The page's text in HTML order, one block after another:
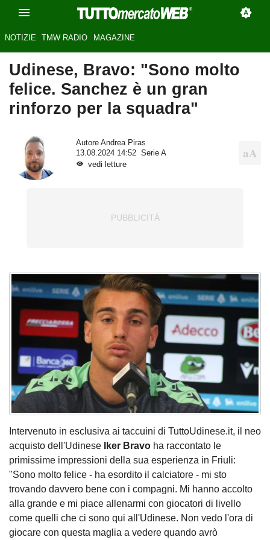
NOTIZIE TMW RADIO MAGAZINE
Udinese, Bravo: "Sono molto
felice. Sanchez è un gran
rinforzo per la squadra"
Autore Andrea Piras
13.08.2024 14:52
Serie A
vedi letture
Intervenuto in esclusiva ai taccuini di TuttoUdinese.it, il neo
acquisto dell'Udinese
Iker Bravo ha raccontato le
primissime impressioni della sua esperienza in Friuli:
"Sono molto felice - ha esordito il calciatore - mi sto
trovando davvero bene con i compagni. Mi hanno accolto
alla grande e mi piace allenarmi con giocatori di livello
come quelli che ci sono qui all'Udinese. Non vedo l'ora di
giocare con questa maglia a vedere quando avrò